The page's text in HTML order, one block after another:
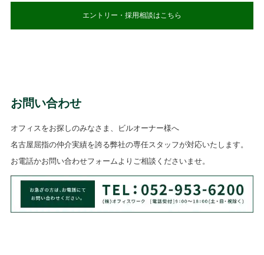
エントリー・採用相談はこちら
お問い合わせ
オフィスをお探しのみなさま、ビルオーナー様へ
名古屋屈指の仲介実績を誇る弊社の専任スタッフが対応いたします。
お電話かお問い合わせフォームよりご相談くださいませ。